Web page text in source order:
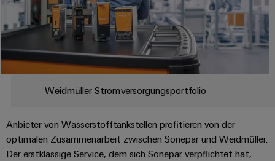
Weidmüller Stromversorgungsportfolio
Anbieter von Wasserstofftankstellen profitieren von der
optimalen Zusammenarbeit zwischen Sonepar und Weidmüller.
Der erstklassige Service, dem sich Sonepar verpflichtet hat,